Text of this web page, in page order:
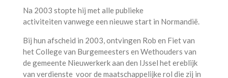
Na 2003 stopte hij met alle publieke
activiteiten vanwege een nieuwe start in Normandië.
Bij hun afscheid in 2003, ontvingen Rob en Fiet van
het College van Burgemeesters en Wethouders van
de gemeente Nieuwerkerk aan den IJssel het ereblijk
van verdienste voor de maatschappelijke rol die zij in